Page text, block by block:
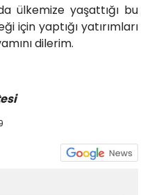
ülkemize yaşattığı bu
için yaptığı yatırımları
dilerim.